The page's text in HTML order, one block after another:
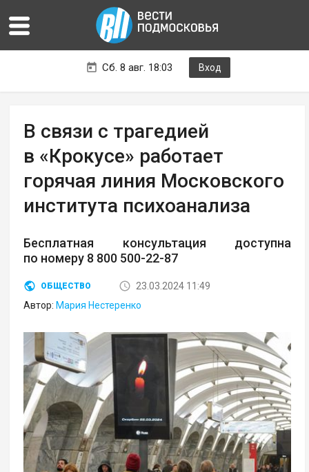
Сб. 8 авг. 18:03 Вход
В связи с трагедией
в «Крокусе» работает
горячая линия Московского
института психоанализа
Бесплатная консультация доступна
по номеру 8 800 500-22-87
ОБЩЕСТВО
23.03.2024 11:49
Автор: Мария Нестеренко